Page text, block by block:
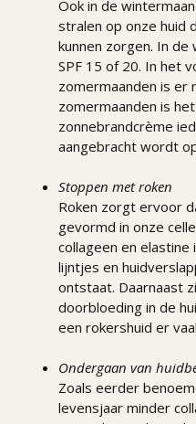
Ook in de
stralen op onze huid
kunnen zorgen. In
SPF 15 of 20. In het
zomermaanden is er
zomermaanden is
zonnebrandcrème
aangebracht wordt
Stoppen met roken
Roken zorgt ervoor
gevormd in onze
collageen en
lijntjes en
ontstaat. Daarnaast
doorbloeding in de
een rokershuid er
Ondergaan van
Zoals eerder
levensjaar minder